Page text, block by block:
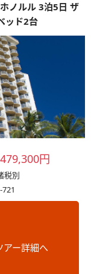
ノルル 3泊5日 ザ
ッド2台
円
税別
アー詳細へ